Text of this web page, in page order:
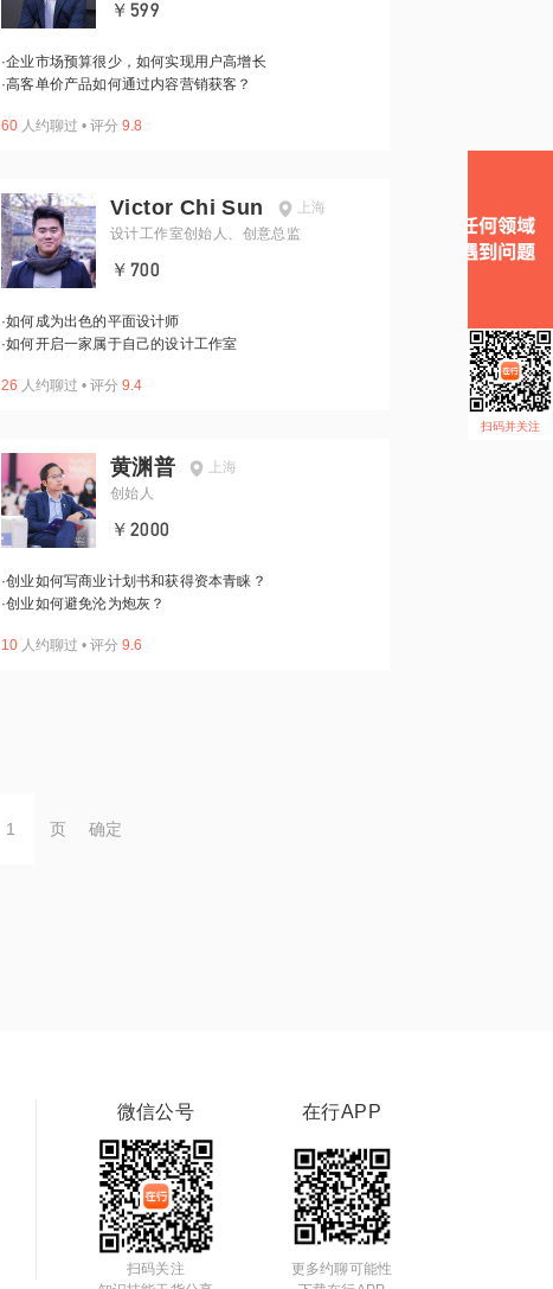
￥599
·企业市场预算很少，如何实现用户高增长
·高客单价产品如何通过内容营销获客？
60 人约聊过 • 评分 9.8
Victor Chi Sun
上海
设计工作室创始人、创意总监
￥700
·如何成为出色的平面设计师
·如何开启一家属于自己的设计工作室
26 人约聊过 • 评分 9.4
黄渊普
上海
创始人
￥2000
·创业如何写商业计划书和获得资本青睐？
·创业如何避免沦为炮灰？
10 人约聊过 • 评分 9.6
页 确定
扫码并关注
微信公号
扫码关注
在行APP
更多约聊可能性